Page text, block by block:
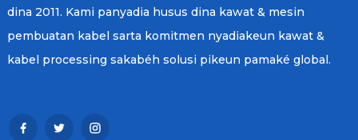
dina 2011. Kami panyadia husus dina kawat & mesin
pembuatan kabel sarta komitmen nyadiakeun kawat &
kabel processing sakabéh solusi pikeun pamaké global.